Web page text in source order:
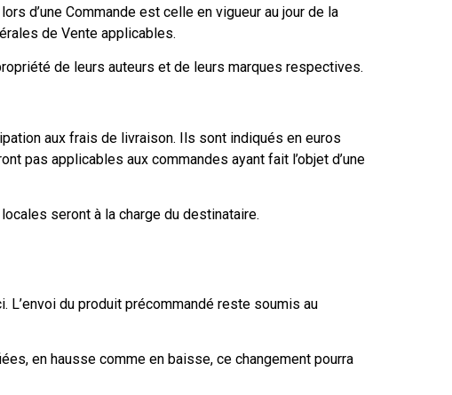
d’une Commande est celle en vigueur au jour de la
de Vente applicables.
de leurs auteurs et de leurs marques respectives.
aux frais de livraison. Ils sont indiqués en euros
pas applicables aux commandes ayant fait l’objet d’une
seront à la charge du destinataire.
L’envoi du produit précommandé reste soumis au
en hausse comme en baisse, ce changement pourra